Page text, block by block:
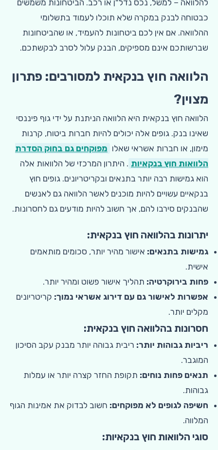
להלוואה – למשל, נכס נדל"ן או רכב. הביטחונות משמשים
כבטוחה לבנק במקרה שלא תוכלו לעמוד בתשלומי
ההלוואה. אם אין לכם ביטחונות להעמיד, או שהביטחונות
שברשותכם אינם מספיקים, הבנק עלול לסרב לבקשתכם.
הלוואה חוץ בנקאית למסורבים: פתרון
מצוין?
הלוואה חוץ בנקאית היא הלוואה הניתנת על ידי גוף פיננסי
שאינו בנק. גופים אלה יכולים להיות חברות ביטוח, קרנות
מימון, או חברות אשראי שאלו מפוקחים גם בחוק הסדרת
הלוואות חוץ בנקאיות . היתרון המרכזי של הלוואות אלה
הוא גמישות רבה יותר בתנאים ובקריטריונים. גופים חוץ
בנקאיים עשויים להיות מוכנים לאשר הלוואה גם לאנשים
שהבנקים סירבו להם, אך חשוב להיות מודעים גם לחסרונות.
יתרונות בהלוואה חוץ בנקאית:
גמישות בתנאים: אישור מהיר יותר, סכומים מותאמים
אישית.
פחות בירוקרטיה: תהליך אישור פשוט ומהיר יותר.
אפשרות לאישור גם עם דירוג אשראי נמוך: קריטריונים
מקלים יותר.
חסרונות בהלוואה חוץ בנקאית:
ריביות גבוהות יותר: ריבית גבוהה יותר מבנק עקב הסיכון
המוגבר.
תנאים פחות נוחים: תקופת החזר קצרה יותר או עמלות
גבוהות.
חשיפה לגופים לא מפוקחים: חשוב לבדוק את אמינות הגוף
המלווה.
סוגי הלוואות חוץ בנקאיות: